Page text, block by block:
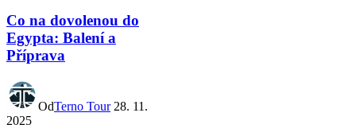
Co na dovolenou do
Egypta: Balení a
Příprava
OdTerno Tour 28. 11.
2025